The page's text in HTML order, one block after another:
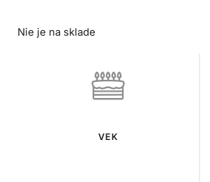
Nie je na sklade
VEK